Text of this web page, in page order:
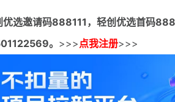
优选邀请码888111， 轻创优选首码
。 >>>点我注册>>>